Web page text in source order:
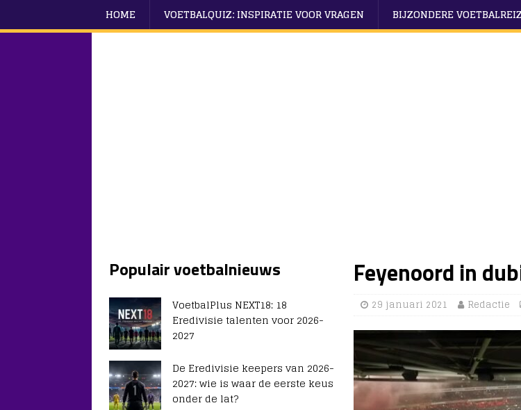
HOME VOETBALQUIZ: INSPIRATIE VOOR VRAGEN BIJZONDERE
Feyenoord in
29 januari 2021 Redactie
Populair voetbalnieuws
VoetbalPlus NEXT18: 18
Eredivisie talenten voor 2026-
2027
De Eredivisie keepers van 2026-
2027: wie is waar de eerste keus
onder de lat?